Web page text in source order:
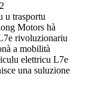
u trasportu
Motors hà
rivoluzionariu
a mobilità
elettricu L7e
una suluzione